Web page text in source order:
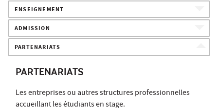
ENSEIGNEMENT
ADMISSION
PARTENARIATS
PARTENARIATS
Les entreprises ou autres structures professionnelles
accueillant les étudiants en stage.